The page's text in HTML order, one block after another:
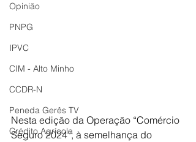
Opinião
PNPG
IPVC
CIM - Alto Minho
CCDR-N
Peneda Gerês TV
Crédito Agrícola
Nesta edição da Operação “Comércio
Seguro 2024”, à semelhança do